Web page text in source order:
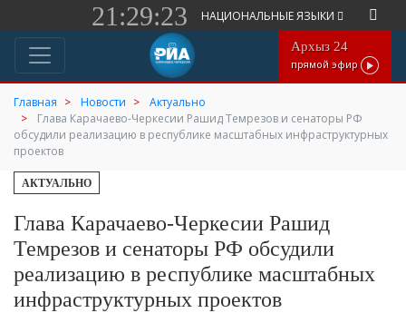
21:29:24 НАЦИОНАЛЬНЫЕ ЯЗЫКИ
Архыз 24
прямой эфир
Главная Новости
Актуально
Глава Карачаево-Черкесии Рашид Темрезов и сенаторы РФ
обсудили реализацию в республике масштабных инфраструктурных
проектов
АКТУАЛЬНО
Глава Карачаево-Черкесии Рашид
Темрезов и сенаторы РФ обсудили
реализацию в республике масштабных
инфраструктурных проектов